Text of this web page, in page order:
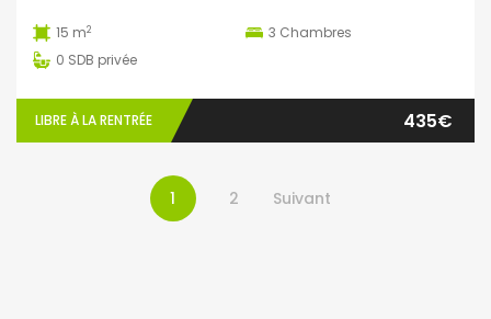
15 m2 3 Chambres
0 SDB privée
LIBRE À LA RENTRÉE 435€
1 2 Suivant